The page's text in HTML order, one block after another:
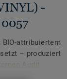
-
attribuiertem
– produziert
Audit